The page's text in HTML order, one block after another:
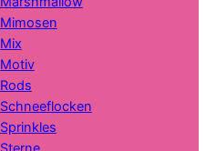
Mimosen
Mix
Motiv
Rods
Schneeflocken
Sprinkles